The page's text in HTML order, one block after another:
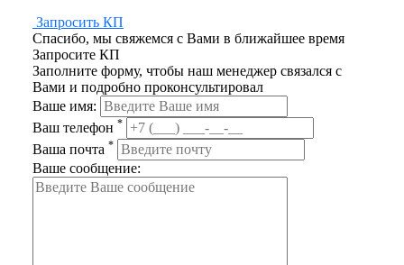
Запросить КП
Спасибо, мы свяжемся с Вами в ближайшее время
Запросите КП
Заполните форму, чтобы наш менеджер связался с
Вами и подробно проконсультировал
Ваше имя:
Ваш телефон *
Ваша почта *
Ваше сообщение: